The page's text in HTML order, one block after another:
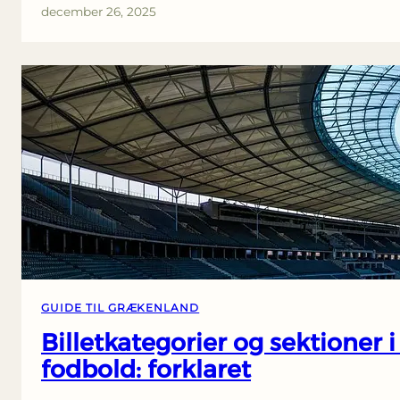
december 26, 2025
GUIDE TIL GRÆKENLAND
Billetkategorier og sektioner
fodbold: forklaret